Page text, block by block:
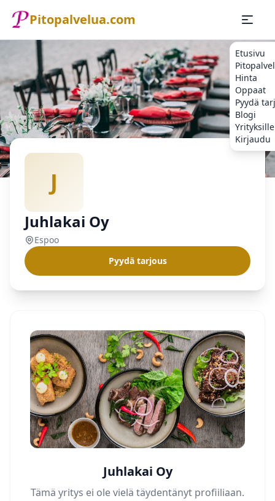
Pitopalvelua.com
Etusivu
Hinta
Oppaat
Pyydä
Blogi
Yrityksille
Kirjaudu
Etusivu
Pitopalvelu
J
Juhlakai Oy
Espoo
Pyydä tarjous
Juhlakai Oy
Tämä yritys ei ole vielä täydentänyt profiiliaan.